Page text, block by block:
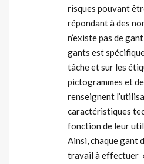
risques pouvant
répondant à des
n’existe pas de
gants est
tâche et sur les
pictogrammes et
renseignent
caractéristiques
fonction de leur
Ainsi, chaque gant
travail à effectuer